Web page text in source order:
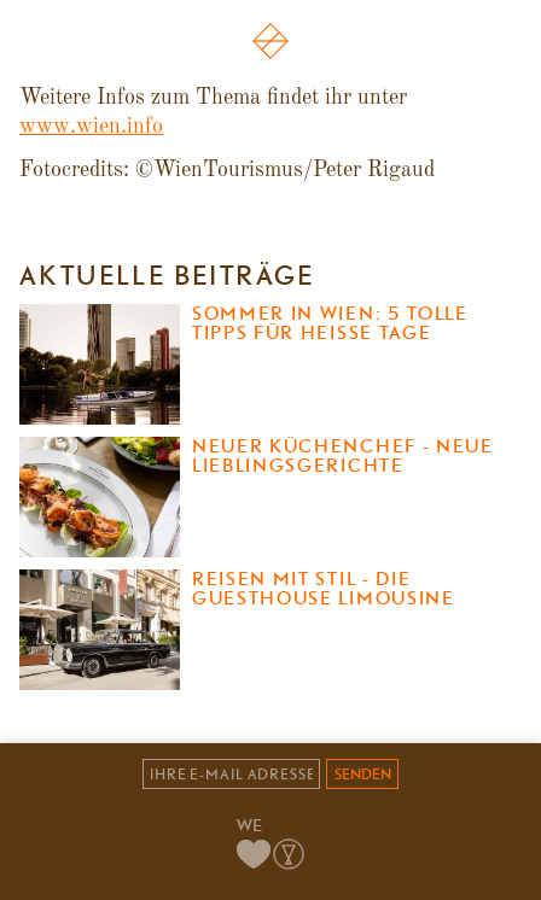
Weitere Infos zum Thema findet ihr unter
www.wien.info
Fotocredits: ©WienTourismus/Peter Rigaud
AKTUELLE BEITRÄGE
SOMMER IN WIEN: 5 TOLLE
TIPPS FÜR HEISSE TAGE
NEUER KÜCHENCHEF - NEUE
LIEBLINGSGERICHTE
REISEN MIT STIL - DIE
GUESTHOUSE LIMOUSINE
SENDEN
WE